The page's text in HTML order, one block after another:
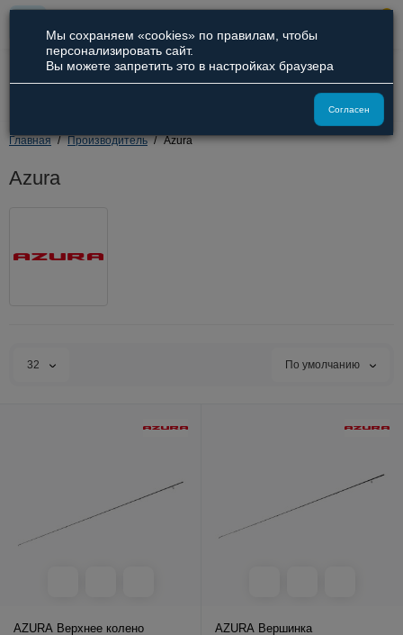
8 (800) 551-09-94
8 (929) 836-66-51
Главная Производитель Azura
Azura
32 По умолчанию
AZURA Верхнее колено
AZURA Вершинка
Мы сохраняем «cookies» по правилам, чтобы
персонализировать сайт.
Вы можете запретить это в настройках браузера
Согласен